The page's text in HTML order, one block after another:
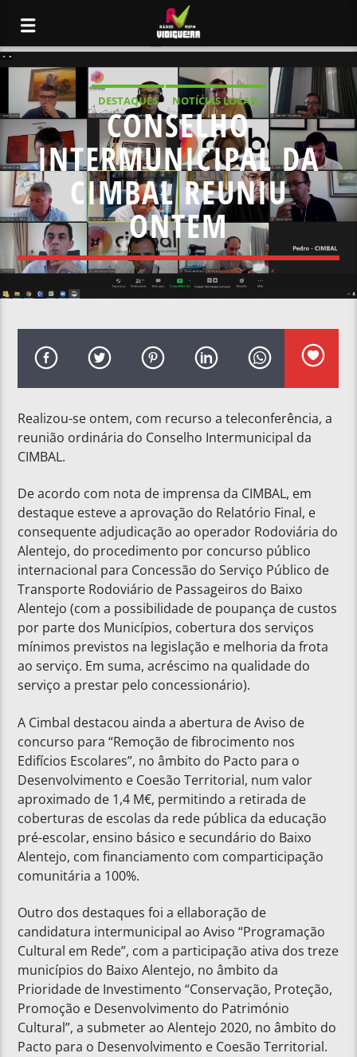
DESTAQUES NOTÍCIAS LOCAIS
CONSELHO
INTERMUNICIPAL DA
CIMBAL REUNIU
ONTEM
Realizou-se ontem, com recurso a teleconferência, a
reunião ordinária do Conselho Intermunicipal da
CIMBAL.
De acordo com nota de imprensa da CIMBAL, em
destaque esteve a aprovação do Relatório Final, e
consequente adjudicação ao operador Rodoviária do
Alentejo, do procedimento por concurso público
internacional para Concessão do Serviço Público de
Transporte Rodoviário de Passageiros do Baixo
Alentejo (com a possibilidade de poupança de custos
por parte dos Municípios, cobertura dos serviços
mínimos previstos na legislação e melhoria da frota
ao serviço. Em suma, acréscimo na qualidade do
serviço a prestar pelo concessionário).
A Cimbal destacou ainda a abertura de Aviso de
concurso para “Remoção de fibrocimento nos
Edifícios Escolares”, no âmbito do Pacto para o
Desenvolvimento e Coesão Territorial, num valor
aproximado de 1,4 M€, permitindo a retirada de
coberturas de escolas da rede pública da educação
pré-escolar, ensino básico e secundário do Baixo
Alentejo, com financiamento com comparticipação
comunitária a 100%.
Outro dos destaques foi a ellaboração de
candidatura intermunicipal ao Aviso “Programação
Cultural em Rede”, com a participação ativa dos treze
municípios do Baixo Alentejo, no âmbito da
Prioridade de Investimento “Conservação, Proteção,
Promoção e Desenvolvimento do Património
Cultural”, a submeter ao Alentejo 2020, no âmbito do
Pacto para o Desenvolvimento e Coesão Territorial.